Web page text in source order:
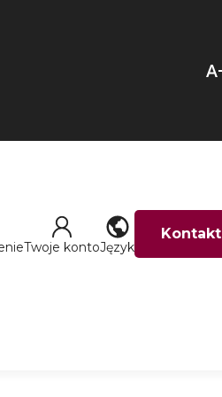
Twoje kontoJęzyk
Kontakt